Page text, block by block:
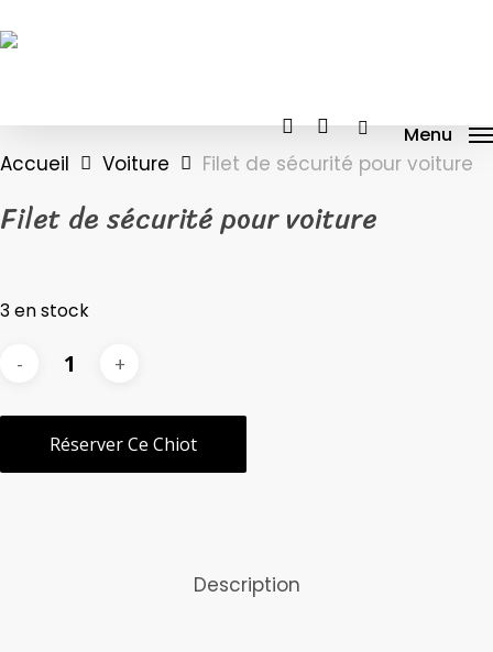
to
facebook
instagram
tiktok Menu
Accueil Voiture Filet de sécurité pour voiture
Filet de sécurité pour voiture
3 en stock
Réserver Ce Chiot
Description